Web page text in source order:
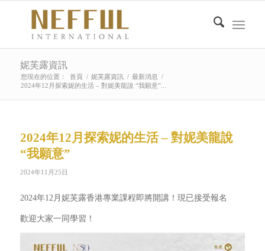
妮芙露資訊
您現在的位置： 首頁 / 妮芙露資訊 / 最新消息
/
2024年12月探索妮的生活 – 對妮美龍說 “我願意”...
2024年12月探索妮的生活 – 對妮美龍說
“我願意”
2024年11月25日
2024年12月妮芙露香港專業課程即將開講！現已接受報名
歡迎大家一同學習！